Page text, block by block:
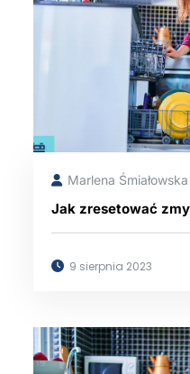
Marlena Śmiałowska
Jak zresetować
9 sierpnia 2023